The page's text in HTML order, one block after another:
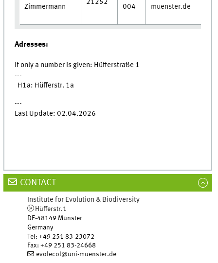
Zimmermann
21252
004
muenster.de
Adresses:
If only a number is given: Hüfferstraße 1
---
H1a: Hüfferstr. 1a
---
Last Update: 02.04.2026
CONTACT
Institute for Evolution & Biodiversity
Hüfferstr.1
DE-48149 Münster
Germany
Tel:+49 251 83-23072
Fax:+49 251 83-24668
evolecol@uni-muenster.de